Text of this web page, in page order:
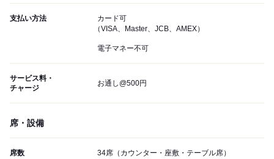
支払い方法
カード可
（VISA、Master、JCB、AMEX）
電子マネー不可
サービス料・
チャージ
お通し@500円
席・設備
席数 34席（カウンター・座敷・テーブル席）